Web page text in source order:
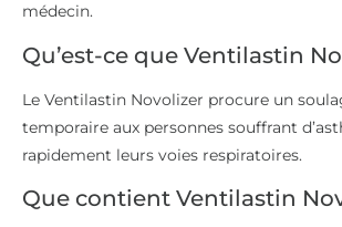
médecin.
Qu’est-ce que Ventilastin
Le Ventilastin Novolizer procure un
temporaire aux personnes souffrant
rapidement leurs voies respiratoires.
Que contient Ventilastin